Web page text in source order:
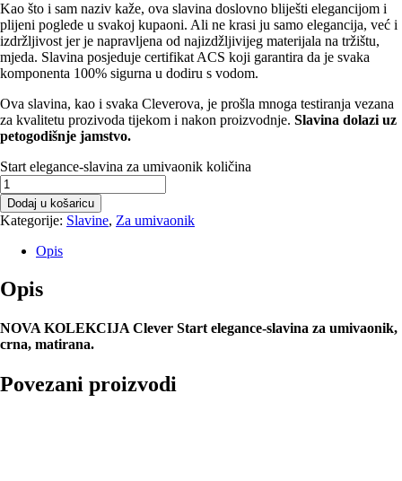
Kao što i sam naziv kaže, ova slavina doslovno bliješti elegancijom i
plijeni poglede u svakoj kupaoni. Ali ne krasi ju samo elegancija, već i
izdržljivost jer je napravljena od najizdžljivijeg materijala na tržištu,
mjeda. Slavina posjeduje certifikat ACS koji garantira da je svaka
komponenta 100% sigurna u dodiru s vodom.
Ova slavina, kao i svaka Cleverova, je prošla mnoga testiranja vezana
za kvalitetu prozivoda tijekom i nakon proizvodnje. Slavina dolazi uz
petogodišnje jamstvo.
Start elegance-slavina za umivaonik količina
Dodaj u košaricu
Kategorije: Slavine, Za umivaonik
Opis
Opis
NOVA KOLEKCIJA Clever Start elegance-slavina za umivaonik,
crna, matirana.
Povezani proizvodi